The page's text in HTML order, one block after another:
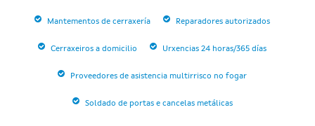
Mantementos de cerraxería Reparadores autorizados
Cerraxeiros a domicilio Urxencias 24 horas/365 días
Proveedores de asistencia multirrisco no fogar
Soldado de portas e cancelas metálicas